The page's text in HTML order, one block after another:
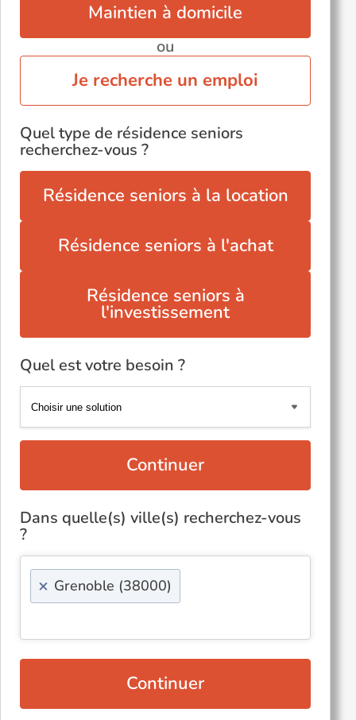
Maintien à domicile
ou
Je recherche un emploi
Quel type de résidence seniors
recherchez-vous ?
Résidence seniors à la location
Résidence seniors à l'achat
Résidence seniors à
l'investissement
Quel est votre besoin ?
Continuer
Dans quelle(s) ville(s) recherchez-vous
?
× Grenoble (38000)
Continuer